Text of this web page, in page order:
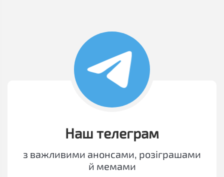
Наш телеграм
з важливими анонсами, розіграшами
й мемами